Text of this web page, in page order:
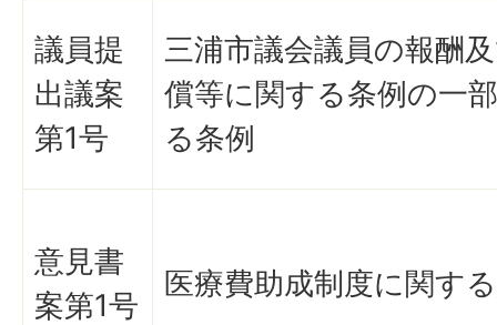
議員提
出議案
第1号
三浦市議会議員の報酬
償等に関する条例の一
る条例
意見書
案第1号
医療費助成制度に関す